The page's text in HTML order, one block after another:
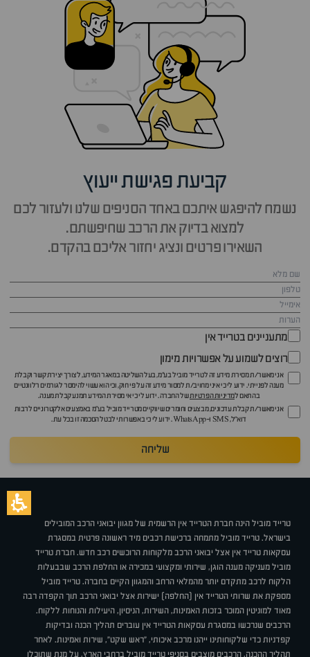
קביעת פגישת ייעוץ
נשמח להיפגש איתכם באחד הסניפים שלנו ולעזור לכם
למצוא בדיוק את הרכב שחיפשתם.
השאירו פרטים ונציג יחזור אליכם בהקדם.
מתעניינים בטרייד אין
רוצים לשמוע על אפשרויות מימון
אני מאשר/ת מסירת מידע זה לטרייד מוביל בע"מ, בעל השליטה במאגר המידע, לצורך יצירת קשר וקבלת
מענה לפנייתי. ידוע לי כי איני מחויב/ת למסור מידע זה על פי חוק, וכי הוא עשוי להימסר לגורמים רלוונטיים
בהתאם למדיניות הפרטיותשל החברה. ידוע לי כי אי מסירת המידע תמנע קבלת מענה.
אני מאשר/ת קבלת עדכונים, מבצעים וחומרים שיווקיים מטרייד מוביל בע"מ באמצעים אלקטרוניים לרבות
דוא״ל, SMS ו-WhatsApp. ידוע לי כי באפשרותי לבטל הסכמה זו בכל עת.
שליחה
טרייד מוביל הינה חברת הטרייד אין הרשמית של מגוון יבואני הרכב המובילים
בישראל. טרייד מוביל מתמחה ברכישת רכבים מיד ראשונה פרטית במסגרת
עסקאות טרייד אין אצל יבואני הרכב מלקוחות הרוכשים רכב חדש. חברת טרייד
מוביל מעניקה מענה הוגן, שירותי ומקצועי במכירה או החלפת הרכב שבבעלות
הלקוח לרכב מתקדם יותר מהמלאי הרחב והמגוון הקיים בחברה. טרייד מוביל
מספקת את שרותי הטרייד אין (החלפה) ישירות אצל יבואני הרכב תוך הקפדה רבה
מאוד למוניטין המוכר בזכות האמינות, השירות, הניסיון, היעילות והנוחות ללקוח.
הרכבים שנרכשו במסגרת עסקאות הטרייד אין עוברים תהליך הכנה ובדיקות
קפדניות כדי שלקוחותינו ייהנו מרכב איכותי, "ראש שקט", שירות ואמינות. לאחר
תהליך ההכנה, הרכבים מוצבים בסניפי טרייד מוביל ברחבי הארץ, על מנת שתוכלו